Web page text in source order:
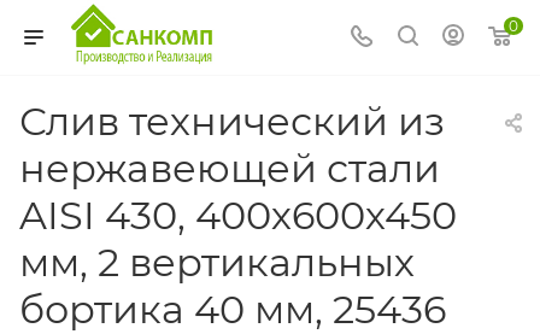
0
Слив технический из
нержавеющей стали
AISI 430, 400х600х450
мм, 2 вертикальных
бортика 40 мм, 25436